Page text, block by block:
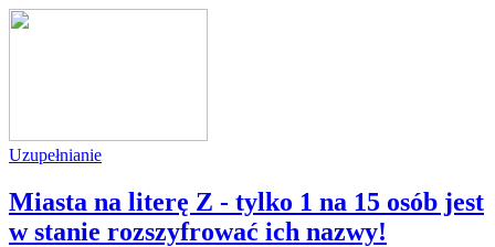
Uzupełnianie
Miasta na literę Z - tylko 1 na 15 osób jest
w stanie rozszyfrować ich nazwy!